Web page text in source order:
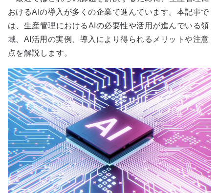
おけるAIの導入が多くの企業で進んでいます。本記事で
は、生産管理におけるAIの必要性や活用が進んでいる領
域、AI活用の実例、導入により得られるメリットや注意
点を解説します。